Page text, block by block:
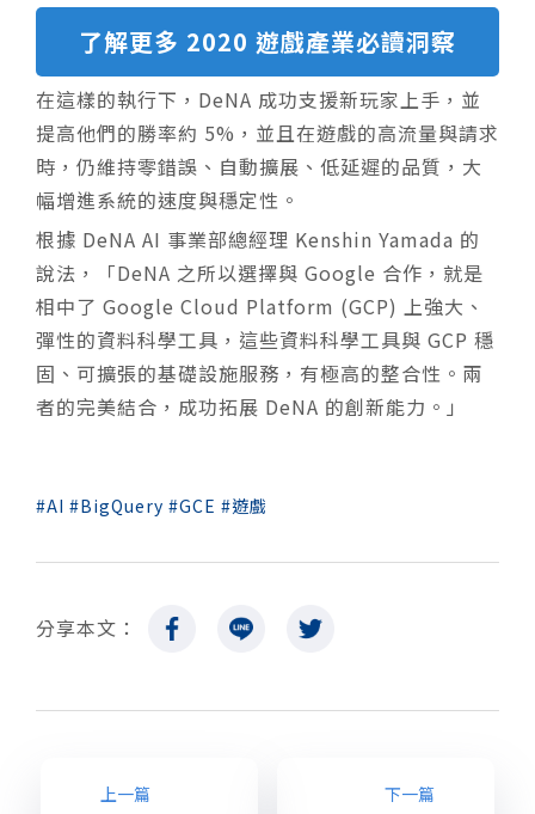
了解更多 2020 遊戲產業必讀洞察
在這樣的執行下，DeNA 成功支援新玩家上手，並
提高他們的勝率約 5%，並且在遊戲的高流量與請求
時，仍維持零錯誤、自動擴展、低延遲的品質，大
幅增進系統的速度與穩定性。
根據 DeNA AI 事業部總經理 Kenshin Yamada 的
說法，「DeNA 之所以選擇與 Google 合作，就是
相中了 Google Cloud Platform (GCP) 上強大、
彈性的資料科學工具，這些資料科學工具與 GCP 穩
固、可擴張的基礎設施服務，有極高的整合性。兩
者的完美結合，成功拓展 DeNA 的創新能力。」
AI BigQuery GCE 遊戲
分享本文：
上一篇
下一篇